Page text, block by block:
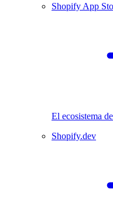
Shopify App
El ecosistema
Shopify.dev